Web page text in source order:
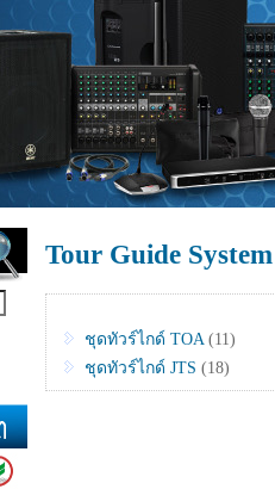
Tour Guide
ชุดทัวร์ไกด์ TOA(11)
ชุดทัวร์ไกด์ JTS (18)